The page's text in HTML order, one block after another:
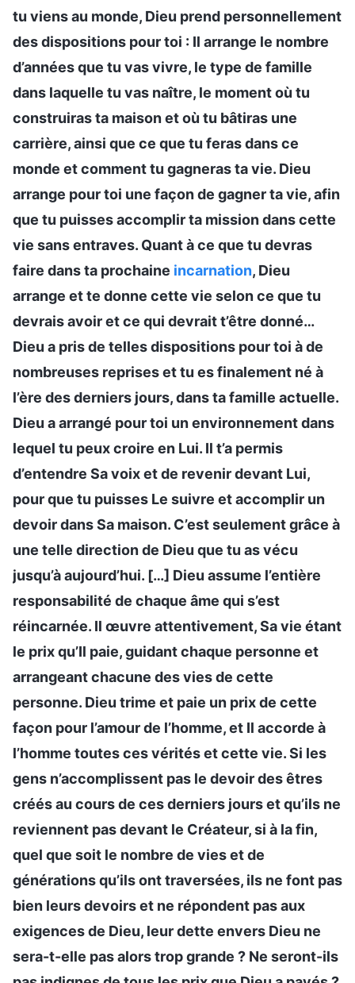
tu viens au monde, Dieu prend personnellement
des dispositions pour toi : Il arrange le nombre
d’années que tu vas vivre, le type de famille
dans laquelle tu vas naître, le moment où tu
construiras ta maison et où tu bâtiras une
carrière, ainsi que ce que tu feras dans ce
monde et comment tu gagneras ta vie. Dieu
arrange pour toi une façon de gagner ta vie, afin
que tu puisses accomplir ta mission dans cette
vie sans entraves. Quant à ce que tu devras
faire dans ta prochaine incarnation, Dieu
arrange et te donne cette vie selon ce que tu
devrais avoir et ce qui devrait t’être donné…
Dieu a pris de telles dispositions pour toi à de
nombreuses reprises et tu es finalement né à
l’ère des derniers jours, dans ta famille actuelle.
Dieu a arrangé pour toi un environnement dans
lequel tu peux croire en Lui. Il t’a permis
d’entendre Sa voix et de revenir devant Lui,
pour que tu puisses Le suivre et accomplir un
devoir dans Sa maison. C’est seulement grâce à
une telle direction de Dieu que tu as vécu
jusqu’à aujourd’hui. […] Dieu assume l’entière
responsabilité de chaque âme qui s’est
réincarnée. Il œuvre attentivement, Sa vie étant
le prix qu’Il paie, guidant chaque personne et
arrangeant chacune des vies de cette
personne. Dieu trime et paie un prix de cette
façon pour l’amour de l’homme, et Il accorde à
l’homme toutes ces vérités et cette vie. Si les
gens n’accomplissent pas le devoir des êtres
créés au cours de ces derniers jours et qu’ils ne
reviennent pas devant le Créateur, si à la fin,
quel que soit le nombre de vies et de
générations qu’ils ont traversées, ils ne font pas
bien leurs devoirs et ne répondent pas aux
exigences de Dieu, leur dette envers Dieu ne
sera-t-elle pas alors trop grande ? Ne seront-ils